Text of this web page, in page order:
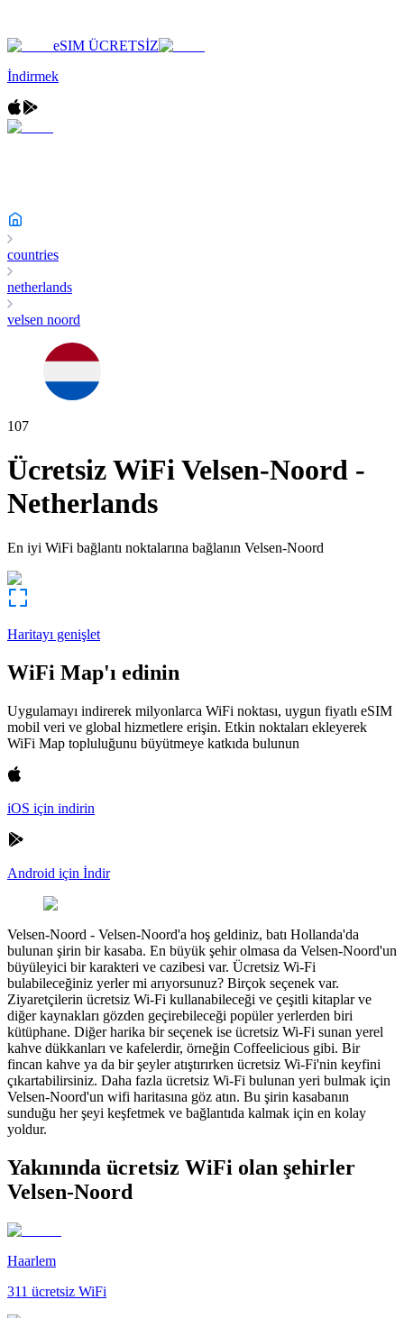
eSIM ÜCRETSİZ
İndirmek
countries
netherlands
velsen noord
107
Ücretsiz WiFiVelsen-Noord -
Netherlands
En iyi WiFi bağlantı noktalarına bağlanın Velsen-Noord
Haritayı genişlet
WiFi Map'ı edinin
Uygulamayı indirerek milyonlarca WiFi noktası, uygun fiyatlı eSIM
mobil veri ve global hizmetlere erişin. Etkin noktaları ekleyerek
WiFi Map topluluğunu büyütmeye katkıda bulunun
iOS için indirin
Android için İndir
Velsen-Noord - Velsen-Noord'a hoş geldiniz, batı Hollanda'da
bulunan şirin bir kasaba. En büyük şehir olmasa da Velsen-Noord'un
büyüleyici bir karakteri ve cazibesi var. Ücretsiz Wi-Fi
bulabileceğiniz yerler mi arıyorsunuz? Birçok seçenek var.
Ziyaretçilerin ücretsiz Wi-Fi kullanabileceği ve çeşitli kitaplar ve
diğer kaynakları gözden geçirebileceği popüler yerlerden biri
kütüphane. Diğer harika bir seçenek ise ücretsiz Wi-Fi sunan yerel
kahve dükkanları ve kafelerdir, örneğin Coffeelicious gibi. Bir
fincan kahve ya da bir şeyler atıştırırken ücretsiz Wi-Fi'nin keyfini
çıkartabilirsiniz. Daha fazla ücretsiz Wi-Fi bulunan yeri bulmak için
Velsen-Noord'un wifi haritasına göz atın. Bu şirin kasabanın
sunduğu her şeyi keşfetmek ve bağlantıda kalmak için en kolay
yoldur.
Yakınında ücretsiz WiFi olan şehirler
Velsen-Noord
Haarlem
311 ücretsiz WiFi